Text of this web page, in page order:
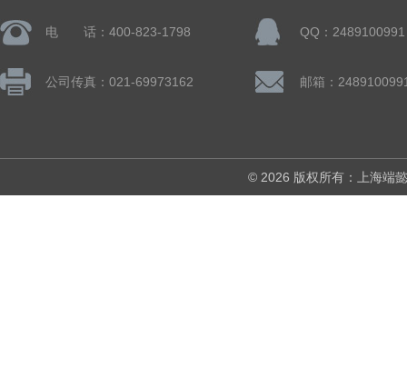
电 话：400-823-1798 QQ：2489100991
公司传真：021-69973162 邮箱：
© 2026 版权所有：上海端